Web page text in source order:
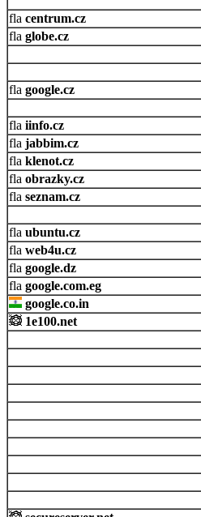
centrum.cz
globe.cz
google.cz
iinfo.cz
jabbim.cz
klenot.cz
obrazky.cz
seznam.cz
ubuntu.cz
web4u.cz
google.dz
google.com.eg
google.co.in
1e100.net